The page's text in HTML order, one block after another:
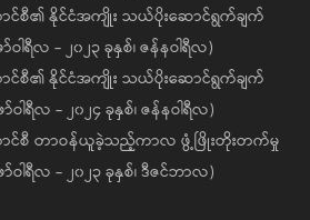
ာင်စီ၏ နိုင်ငံအကျိုး သယ်ပိုးဆောင်ရွက်ချက်
ဝါရီလ - ၂၀၂၃ ခုနှစ်၊ ဇန်နဝါရီလ)
ာင်စီ၏ နိုင်ငံအကျိုး သယ်ပိုးဆောင်ရွက်ချက်
ဝါရီလ - ၂၀၂၄ ခုနှစ်၊ ဇန်နဝါရီလ)
ောင်စီ တာဝန်ယူခဲ့သည့်ကာလ ဖွံ့ဖြိုးတိုးတက်မှု
ဝါရီလ - ၂၀၂၃ ခုနှစ်၊ ဒီဇင်ဘာလ)